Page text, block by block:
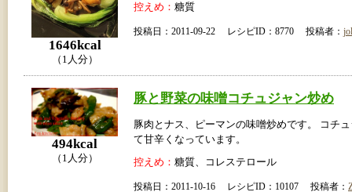
1646kcal
（1人分）
控えめ： 糖質
投稿日：2011-09-22 レシピID：8770 投稿者：
494kcal
（1人分）
豚と野菜の味噌コチュジャン炒め
豚肉とナス、ピーマンの味噌炒めです。 コチ
て甘辛くなっています。
控えめ： 糖質、コレステロール
投稿日：2011-10-16 レシピID：10107 投稿者：